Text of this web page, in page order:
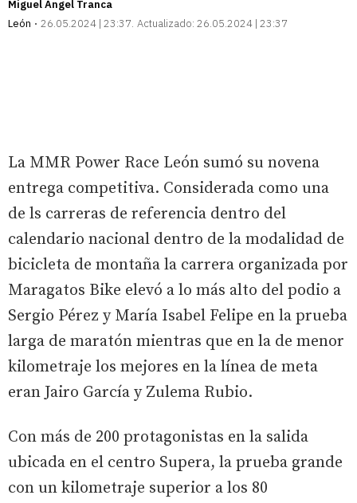
Miguel Ángel Tranca
León
26.05.2024 | 23:37 Actualizado: 26.05.2024 | 23:37
La MMR Power Race León sumó su novena
entrega competitiva. Considerada como una
de ls carreras de referencia dentro del
calendario nacional dentro de la modalidad de
bicicleta de montaña la carrera organizada por
Maragatos Bike elevó a lo más alto del podio a
Sergio Pérez y María Isabel Felipe en la prueba
larga de maratón mientras que en la de menor
kilometraje los mejores en la línea de meta
eran Jairo García y Zulema Rubio.
Con más de 200 protagonistas en la salida
ubicada en el centro Supera, la prueba grande
con un kilometraje superior a los 80